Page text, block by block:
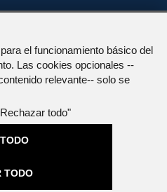
el funcionamiento básico del
Las cookies opcionales --
relevante-- solo se
todo"
TODO